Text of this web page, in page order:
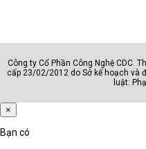
Công ty Cổ Phần Công Nghệ CDC.
cấp 23/02/2012 do Sở kế hoạch và
luật:
×
Bạn có